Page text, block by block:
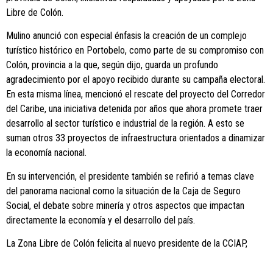
Libre de Colón.
Mulino anunció con especial énfasis la creación de un complejo
turístico histórico en Portobelo, como parte de su compromiso con
Colón, provincia a la que, según dijo, guarda un profundo
agradecimiento por el apoyo recibido durante su campaña electoral.
En esta misma línea, mencionó el rescate del proyecto del Corredor
del Caribe, una iniciativa detenida por años que ahora promete traer
desarrollo al sector turístico e industrial de la región. A esto se
suman otros 33 proyectos de infraestructura orientados a dinamizar
la economía nacional.
En su intervención, el presidente también se refirió a temas clave
del panorama nacional como la situación de la Caja de Seguro
Social, el debate sobre minería y otros aspectos que impactan
directamente la economía y el desarrollo del país.
La Zona Libre de Colón felicita al nuevo presidente de la CCIAP,